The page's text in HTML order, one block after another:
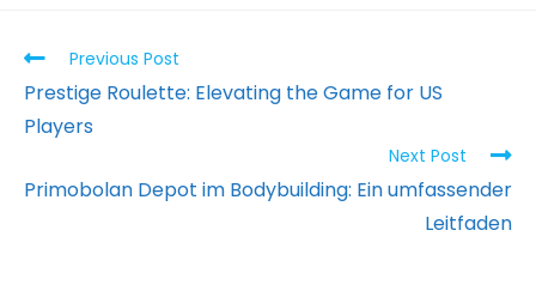
Previous Post
Prestige Roulette: Elevating the Game for US
Players
Next Post
Primobolan Depot im Bodybuilding: Ein umfassender
Leitfaden